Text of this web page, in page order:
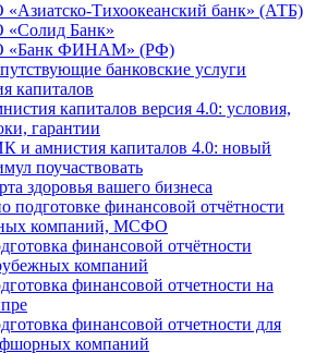
«Азиатско-Тихоокеанский банк» (АТБ)
«Солид Банк»
«Банк ФИНАМ» (РФ)
банковские услуги
капиталов
капиталов версия 4.0: условия,
гарантии
и амнистия капиталов 4.0: новый
поучаствовать
здоровья вашего бизнеса
подготовке финансовой отчётности
компаний, МСФО
финансовой отчётности
компаний
финансовой отчетности на
финансовой отчетности для
компаний